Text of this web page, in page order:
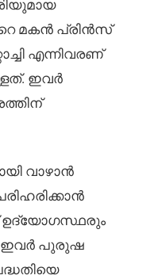
മകൻ പ്രിൻസ്
എന്നിവരണ്
ഇവർ
വാഴാൻ
ഉദ്യോഗസ്ഥരും
ഇവർ പുരുഷ